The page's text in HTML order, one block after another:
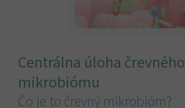
Centrálna úloha črevného
mikrobiómu
Čo je to črevný mikrobióm?